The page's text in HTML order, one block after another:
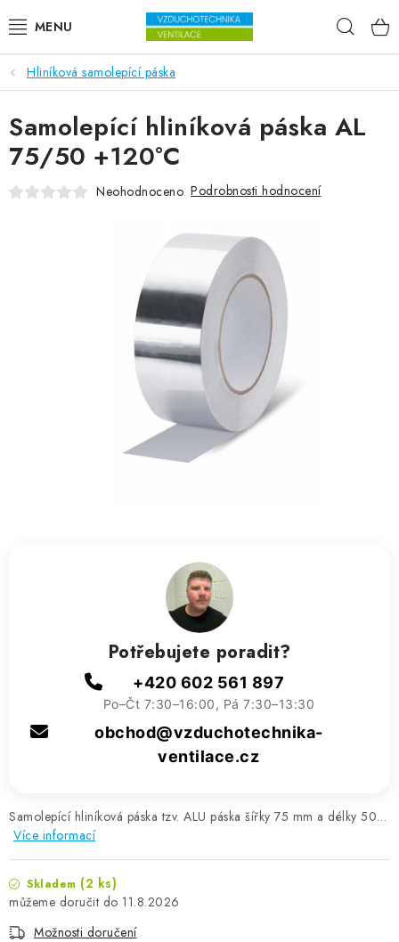
VENTILÁTORY
VZDUCHOTECHNIKA
REKUPERACE
ZVLHČOVAČE VZDUCHU PRŮMYSLOVÉ
NAHŘÍVACÍ POLŠTÁŘEK S LÁVOVÝM PÍSKEM
Kontakty
Hliníková samolepící páska
Samolepící hliníková páska tzv. ALU páska šířky 75 mm a délky 50…
Více informací
Skladem (2 ks)
11.8.2026
Možnosti doručení
Samolepící hliníková páska AL
75/50 +120°C
Neohodnoceno Podrobnosti hodnocení
Potřebujete poradit?
+420 602 561 897
Po–Čt 7:30–16:00, Pá 7:30–13:30
obchod@vzduchotechnika-
ventilace.cz